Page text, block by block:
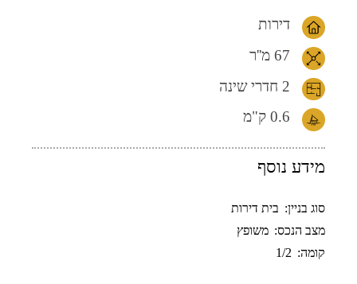
דירות
67 מ''ר
2 חדרי שינה
0.6 ק"מ
מידע נוסף
סוג בניין: בית דירות
מצב הנכס: משופץ
קומה: 1/2